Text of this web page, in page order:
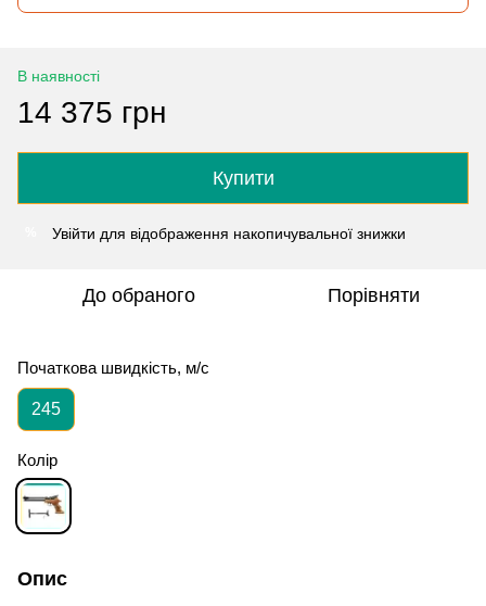
В наявності
14 375 грн
Купити
Увійти для відображення накопичувальної знижки
До обраного Порівняти
Початкова швидкість, м/с
245
Колір
Опис